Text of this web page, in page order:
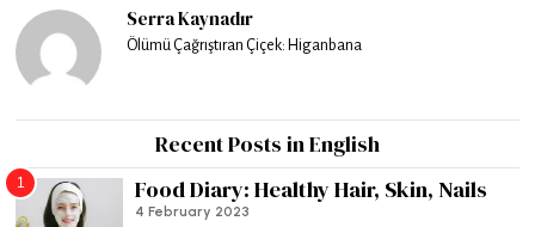
Serra Kaynadır
Ölümü Çağrıştıran Çiçek: Higanbana
Recent Posts in English
1 Food Diary: Healthy Hair, Skin, Nails
4 February 2023